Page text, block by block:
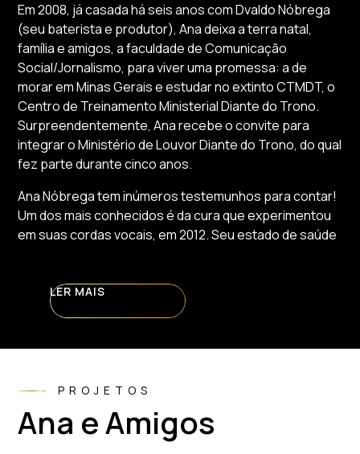
Em 2008, já casada há seis anos com Dvaldo Nóbrega
(seu baterista e produtor), Ana deixa a terra natal,
família e amigos, a faculdade de Comunicação
Social/Jornalismo, para viver uma promessa: a de
morar em Minas Gerais e estudar no extinto CTMDT, o
Centro de Treinamento Ministerial Diante do Trono.
Surpreendentemente, Ana recebe o convite para
integrar o Ministério de Louvor Diante do Trono, do qual
fez parte durante cinco anos.
Ana Nóbrega tem inúmeros testemunhos para contar!
Um dos mais conhecidos é da cura que experimentou
em suas cordas vocais, em 2012. Seu estado de saúde
LER MAIS
PROJETOS
Ana e Amigos